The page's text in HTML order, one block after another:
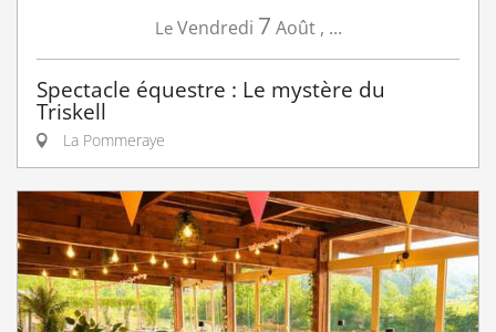
Le Vendredi 7 Août, ...
Spectacle équestre : Le mystère du
Triskell
La Pommeraye